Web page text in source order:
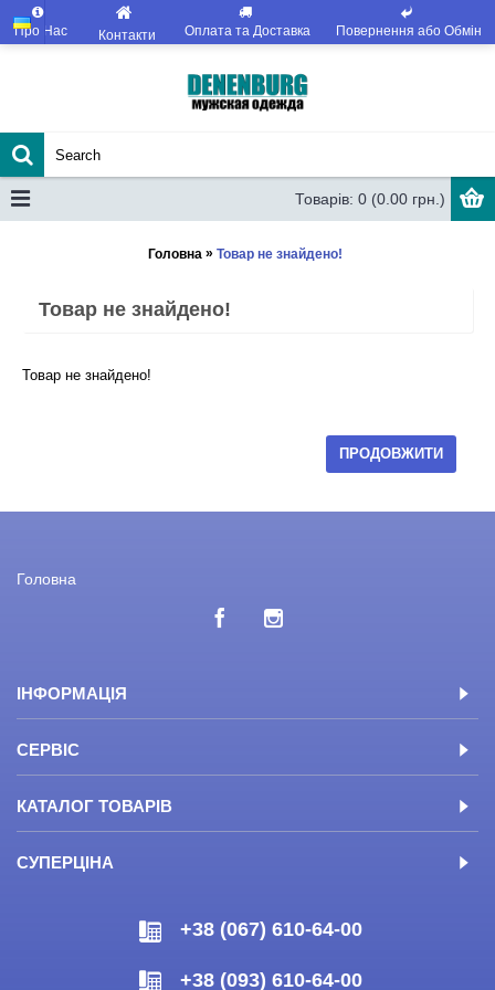
Про Нас Контакти Оплата та Доставка Повернення або Обмін
Товарів: 0 (0.00 грн.)
Головна » Товар не знайдено!
Товар не знайдено!
Товар не знайдено!
ПРОДОВЖИТИ
Головна
ІНФОРМАЦІЯ
СЕРВІС
КАТАЛОГ ТОВАРІВ
СУПЕРЦІНА
+38 (067) 610-64-00
+38 (093) 610-64-00